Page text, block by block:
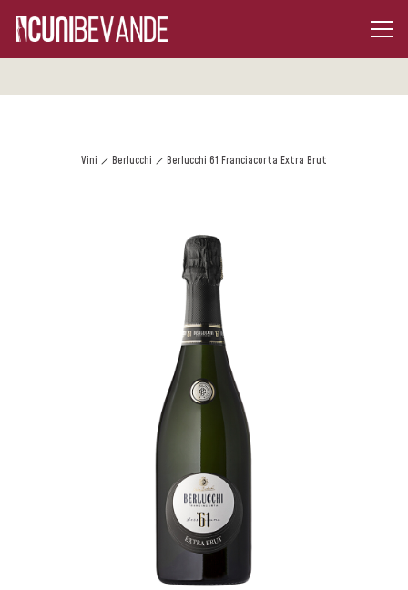
Vini Berlucchi Berlucchi 61 Franciacorta Extra Brut